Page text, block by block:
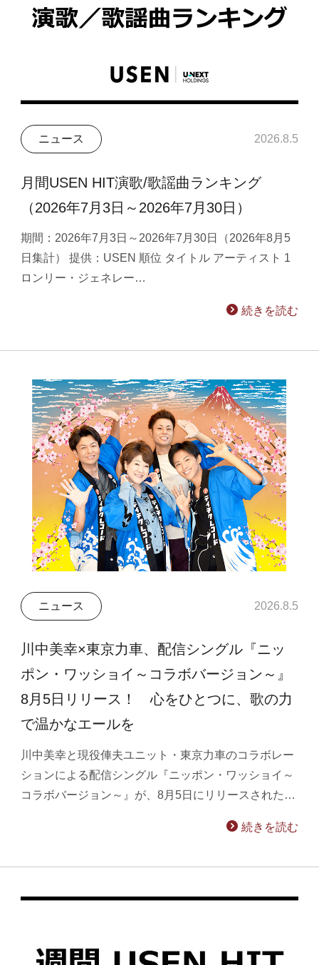
ニュース 2026.8.5
月間USEN HIT演歌/歌謡曲ランキング
（2026年7月3日～2026年7月30日）
期間：2026年7月3日～2026年7月30日（2026年8月5
日集計） 提供：USEN 順位 タイトル アーティスト 1
ロンリー・ジェネレー…
続きを読む
ニュース 2026.8.5
川中美幸×東京力車、配信シングル『ニッ
ポン・ワッショイ～コラボバージョン～』
8月5日リリース！ 心をひとつに、歌の力
で温かなエールを
川中美幸と現役俥夫ユニット・東京力車のコラボレー
ションによる配信シングル『ニッポン・ワッショイ～
コラボバージョン～』が、8月5日にリリースされた…
続きを読む